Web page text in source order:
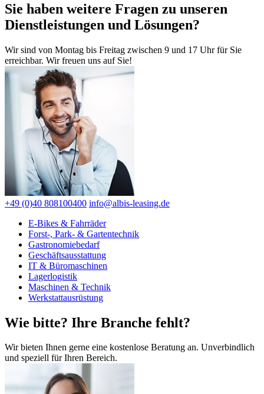
Sie haben weitere Fragen zu unseren
Dienstleistungen und Lösungen?
Wir sind von Montag bis Freitag zwischen 9 und 17 Uhr für Sie
erreichbar. Wir freuen uns auf Sie!
+49 (0)40 808100400 info@albis-leasing.de
E-Bikes & Fahrräder
Forst-, Park- & Gartentechnik
Gastronomiebedarf
Geschäftsausstattung
IT & Büromaschinen
Lagerlogistik
Maschinen & Technik
Werkstattausrüstung
Wie bitte? Ihre Branche fehlt?
Wir bieten Ihnen gerne eine kostenlose Beratung an. Unverbindlich
und speziell für Ihren Bereich.